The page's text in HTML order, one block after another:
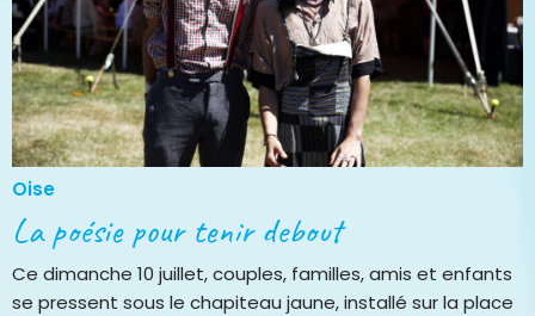
Oise
La poésie pour tenir debout
Ce dimanche 10 juillet, couples, familles, amis et enfants
se pressent sous le chapiteau jaune, installé sur la place